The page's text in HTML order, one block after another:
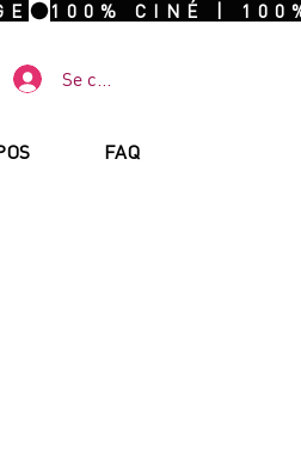
Se connecter
FAQ